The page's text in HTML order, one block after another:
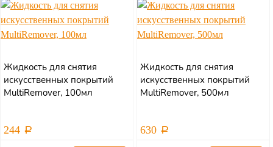
Жидкость для снятия
искусcтвенных покрытий
MultiRemover, 100мл
244
Жидкость для снятия
искусcтвенных покрытий
MultiRemover, 500мл
630